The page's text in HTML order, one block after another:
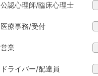
公認心理師/臨床心理士
医療事務/受付
営業
ドライバー/配達員